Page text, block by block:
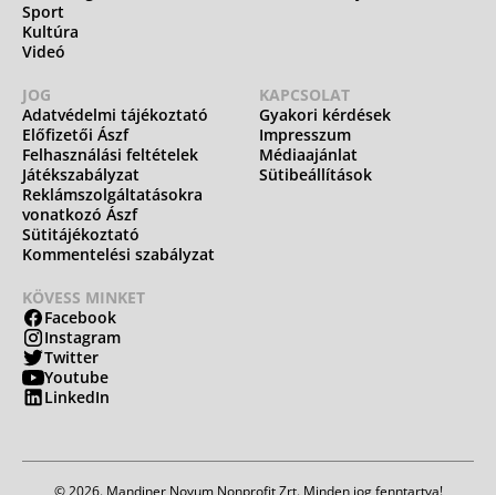
Sport
Kultúra
Videó
JOG
Adatvédelmi tájékoztató
Előfizetői Ászf
Felhasználási feltételek
Játékszabályzat
Reklámszolgáltatásokra
vonatkozó Ászf
Sütitájékoztató
Kommentelési szabályzat
KAPCSOLAT
Gyakori kérdések
Impresszum
Médiaajánlat
Sütibeállítások
KÖVESS MINKET
Facebook
Instagram
Twitter
Youtube
LinkedIn
© 2026. Mandiner Novum Nonprofit Zrt. Minden jog fenntartva!